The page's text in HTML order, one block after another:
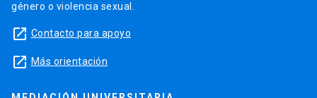
género o violencia sexual.
launch Contacto para apoyo
launch Más orientación